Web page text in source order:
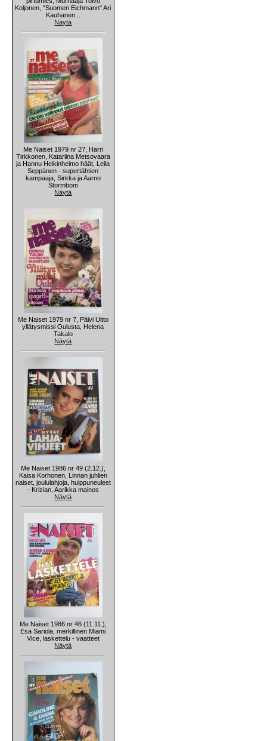
Koljonen, "Suomen Eichmann" Ari
Kauhanen...
Näytä
Me Naiset 1979 nr 27, Harri
Tirkkonen, Katariina Metsovaara
ja Hannu Heikinheimo häät, Leila
Seppänen - supertähtien
kampaaja, Sirkka ja Aarno
Stormbom
Näytä
Me Naiset 1979 nr 7, Päivi Uitto
yllätysmissi Oulusta, Helena
Takalo
Näytä
Me Naiset 1986 nr 49 (2.12.),
Kaisa Korhonen, Linnan juhlien
naiset, joululahjoja, huippuneuleet
- Krizian, Aarikka mainos
Näytä
Me Naiset 1986 nr 46 (11.11.),
Esa Sariola, merkillinen Miami
Vice, laskettelu - vaatteet
Näytä